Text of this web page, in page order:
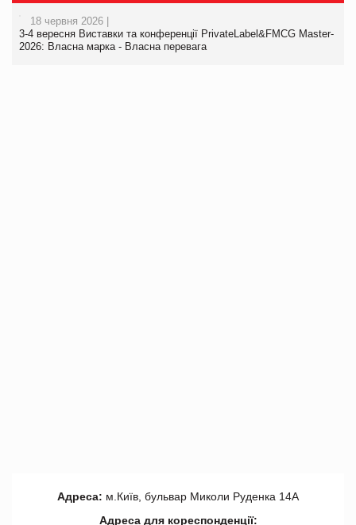
18 червня 2026 |
3-4 вересня Виставки та конференції PrivateLabel&FMCG Master-
2026: Власна марка - Власна перевага
Адреса: м.Київ, бульвар Миколи Руденка 14А
Адреса для кореспонденції: